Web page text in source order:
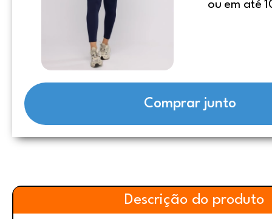
ou em até
Comprar junto
Descrição do produto